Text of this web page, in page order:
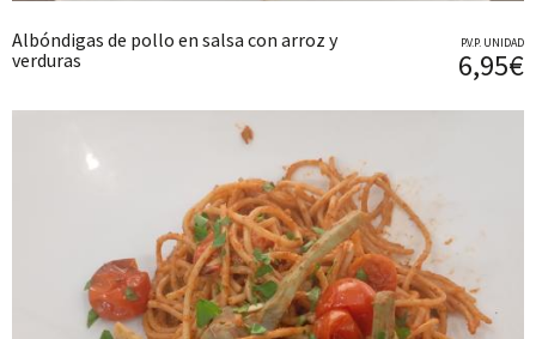
Albóndigas de pollo en salsa con arroz y
verduras
P.V.P. UNIDAD
6,95€